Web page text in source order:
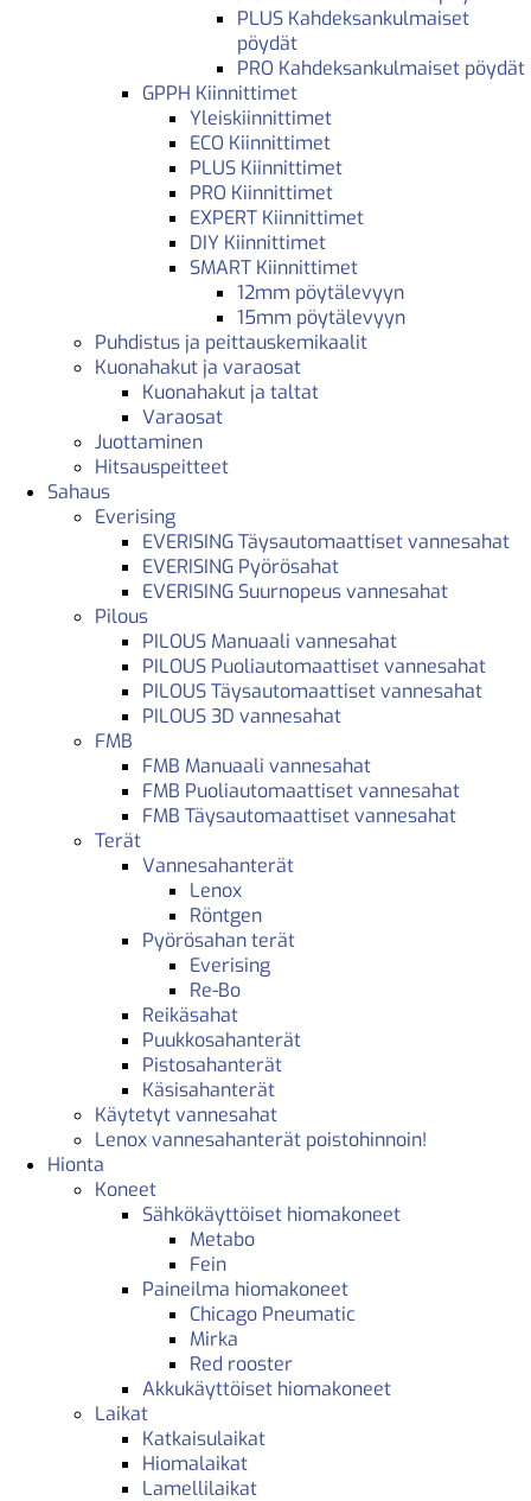
PLUS Kahdeksankulmaiset
pöydät
PRO Kahdeksankulmaiset pöydät
GPPH Kiinnittimet
Yleiskiinnittimet
ECO Kiinnittimet
PLUS Kiinnittimet
PRO Kiinnittimet
EXPERT Kiinnittimet
DIY Kiinnittimet
SMART Kiinnittimet
12mm pöytälevyyn
15mm pöytälevyyn
Puhdistus ja peittauskemikaalit
Kuonahakut ja varaosat
Kuonahakut ja taltat
Varaosat
Juottaminen
Hitsauspeitteet
Sahaus
Everising
EVERISING Täysautomaattiset vannesahat
EVERISING Pyörösahat
EVERISING Suurnopeus vannesahat
Pilous
PILOUS Manuaali vannesahat
PILOUS Puoliautomaattiset vannesahat
PILOUS Täysautomaattiset vannesahat
PILOUS 3D vannesahat
FMB
FMB Manuaali vannesahat
FMB Puoliautomaattiset vannesahat
FMB Täysautomaattiset vannesahat
Terät
Vannesahanterät
Lenox
Röntgen
Pyörösahan terät
Everising
Re-Bo
Reikäsahat
Puukkosahanterät
Pistosahanterät
Käsisahanterät
Käytetyt vannesahat
Lenox vannesahanterät poistohinnoin!
Hionta
Koneet
Sähkökäyttöiset hiomakoneet
Metabo
Fein
Paineilma hiomakoneet
Chicago Pneumatic
Mirka
Red rooster
Akkukäyttöiset hiomakoneet
Laikat
Katkaisulaikat
Hiomalaikat
Lamellilaikat